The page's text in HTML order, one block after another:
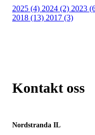
2025 (4) 2024 (2) 2023
2018 (13) 2017 (3)
Kontakt oss
Nordstranda IL